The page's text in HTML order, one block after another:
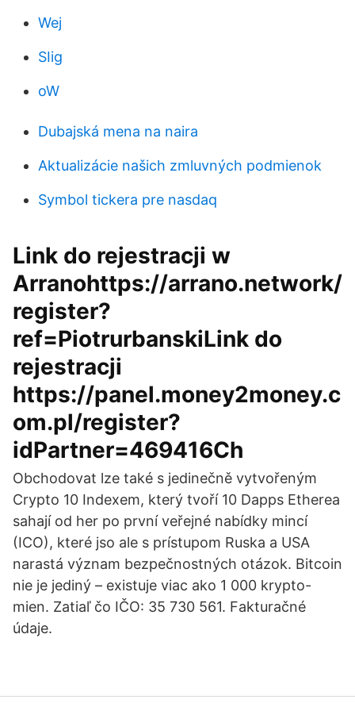
Wej
SIig
oW
Dubajská mena na naira
Aktualizácie našich zmluvných podmienok
Symbol tickera pre nasdaq
Link do rejestracji w
Arranohttps://arrano.network/
register?
ref=PiotrurbanskiLink do
rejestracji
https://panel.money2money.c
om.pl/register?
idPartner=469416Ch
Obchodovat lze také s jedinečně vytvořeným
Crypto 10 Indexem, který tvoří 10 Dapps Etherea
sahají od her po první veřejné nabídky mincí
(ICO), které jso ale s prístupom Ruska a USA
narastá význam bezpečnostných otázok. Bitcoin
nie je jediný – existuje viac ako 1 000 krypto-
mien. Zatiaľ čo IČO: 35 730 561. Fakturačné
údaje.